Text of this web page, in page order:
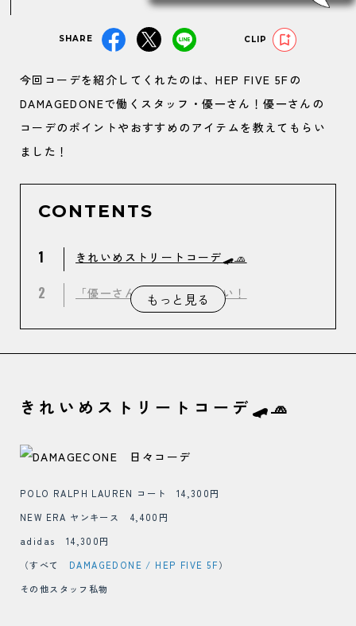
SHARE CLIP
今回コーデを紹介してくれたのは、HEP FIVE 5Fの
DAMAGEDONEで働くスタッフ・優一さん！優一さんの
コーデのポイントやおすすめのアイテムを教えてもらい
ました！
CONTENTS
1 きれいめストリートコーデ🛹🧢
2 「優一さん」教えてください！
もっと見る
きれいめストリートコーデ🛹🧢
POLO RALPH LAUREN コート 14,300円
NEW ERA ヤンキース 4,400円
adidas 14,300円
（すべて DAMAGEDONE / HEP FIVE 5F）
その他スタッフ私物